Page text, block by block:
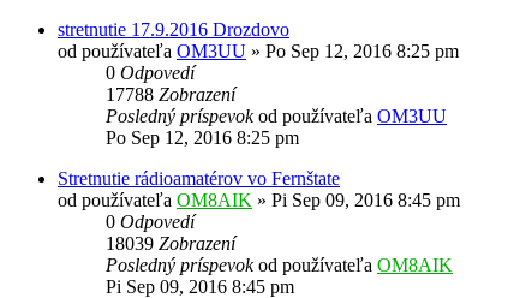
stretnutie 17.9.2016 Drozdovo
od používateľa OM3UU » Po Sep 12, 2016 8:25 pm
0 Odpovedí
17788 Zobrazení
Posledný príspevokod používateľa OM3UU
Po Sep 12, 2016 8:25 pm
Stretnutie rádioamatérov vo Fernštate
od používateľa OM8AIK » Pi Sep 09, 2016 8:45 pm
0 Odpovedí
18039 Zobrazení
Posledný príspevokod používateľa OM8AIK
Pi Sep 09, 2016 8:45 pm